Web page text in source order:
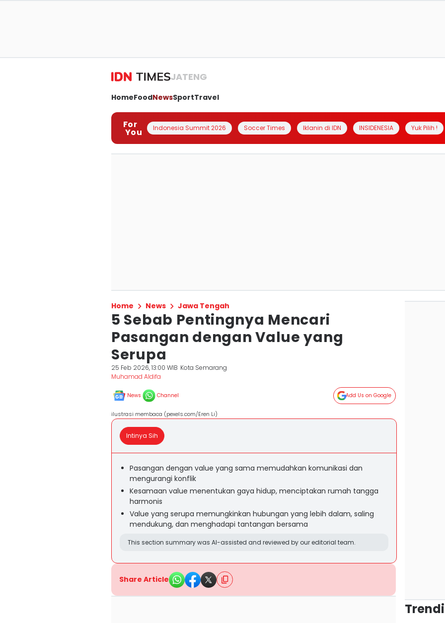
JATENG
HomeFoodNewsSportTravel
For
You Indonesia Summit 2026 Soccer Times Iklanin di IDN INSIDENESIA Yuk Pilih !
Home News Jawa Tengah
5 Sebab Pentingnya Mencari
Pasangan dengan Value yang
Serupa
25 Feb 2026, 13:00 WIB Kota Semarang
Muhamad Aldifa
News Channel Add Us on Google
ilustrasi membaca (pexels.com/Eren Li)
Intinya Sih
Pasangan dengan value yang sama memudahkan komunikasi dan
mengurangi konflik
Kesamaan value menentukan gaya hidup, menciptakan rumah tangga
harmonis
Value yang serupa memungkinkan hubungan yang lebih dalam, saling
mendukung, dan menghadapi tantangan bersama
This section summary was AI-assisted and reviewed by our editorial team.
Share Article